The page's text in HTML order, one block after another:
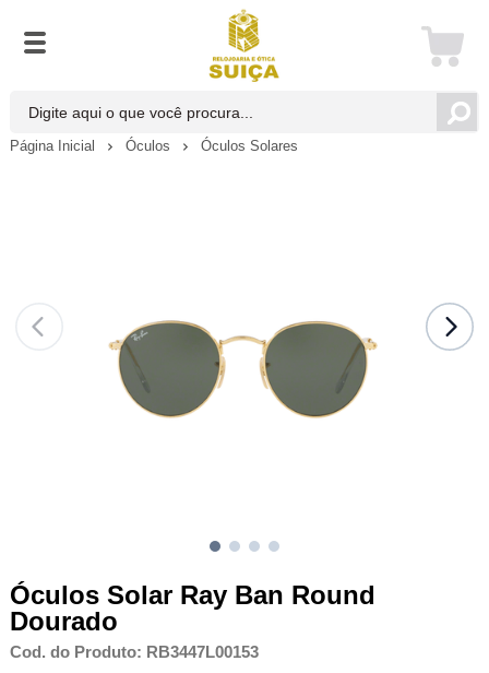
Página Inicial Óculos Óculos Solares
Óculos Solar Ray Ban Round
Dourado
Cod. do Produto: RB3447L00153